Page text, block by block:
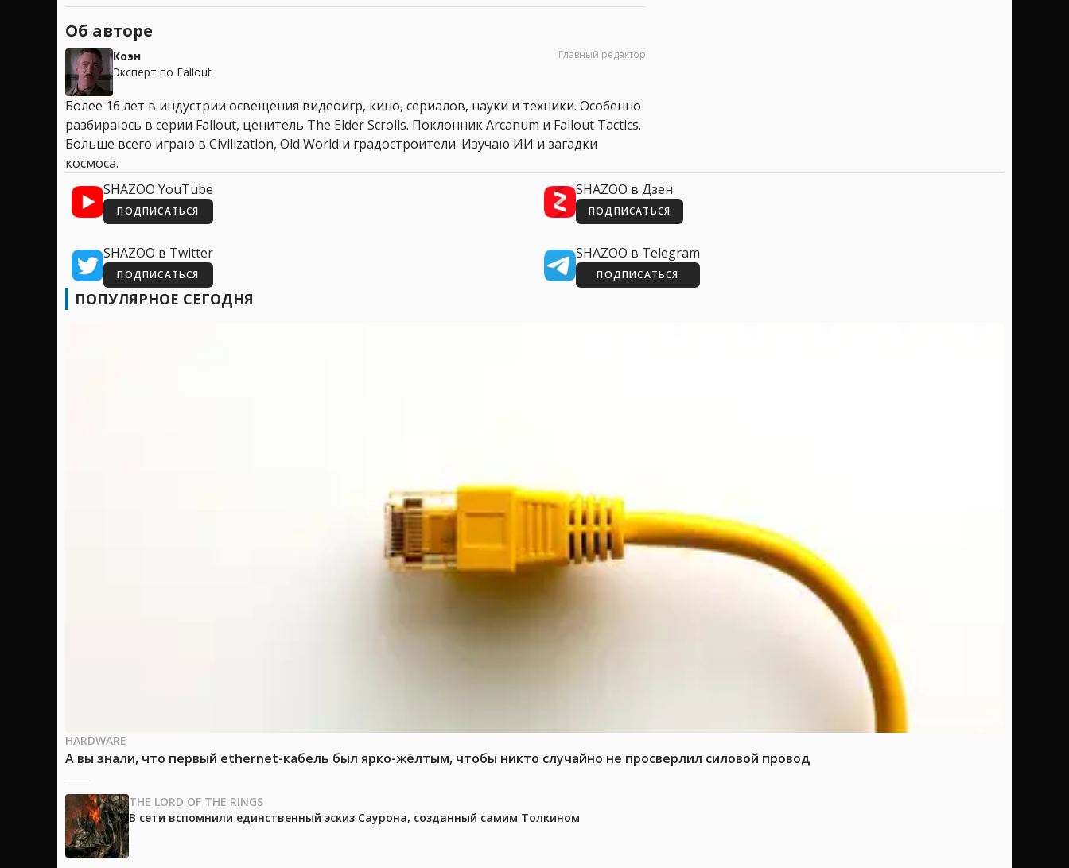
Об авторе
Коэн
Эксперт по Fallout
Главный редактор
Более 16 лет в индустрии освещения видеоигр, кино, сериалов, науки и техники. Особенно
разбираюсь в серии Fallout, ценитель The Elder Scrolls. Поклонник Arcanum и Fallout Tactics.
Больше всего играю в Civilization, Old World и градостроители. Изучаю ИИ и загадки
космоса.
SHAZOO YouTube
ПОДПИСАТЬСЯ
SHAZOO в Дзен
ПОДПИСАТЬСЯ
SHAZOO в Twitter
ПОДПИСАТЬСЯ
SHAZOO в Telegram
ПОДПИСАТЬСЯ
ПОПУЛЯРНОЕ СЕГОДНЯ
HARDWARE
А вы знали, что первый ethernet-кабель был ярко-жёлтым, чтобы никто случайно не просверлил силовой провод
THE LORD OF THE RINGS
В сети вспомнили единственный эскиз Саурона, созданный самим Толкином